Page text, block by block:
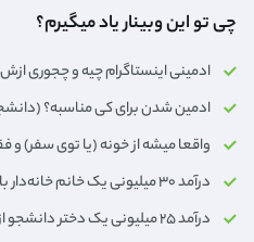
چی تو این وبینار یاد میگیرم؟
ادمینی اینستاگرام چیه و چجوری
ادمین شدن برای کی مناسبه؟
واقعا میشه از خونه (یا توی سفر)
درآمد ۳۰ میلیونی یک خانم خانه‌دار با ۲ فرزند از ادمینی
درآمد ۲۵ میلیونی یک دختر دانشجو از خوابگاه از ادمینی پیج‌ها